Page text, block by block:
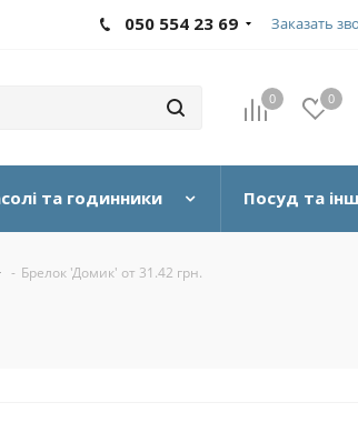
050 554 23 69 Заказать
0 0
та годинники Посуд та
- Брелок 'Домик' от 31.42 грн.